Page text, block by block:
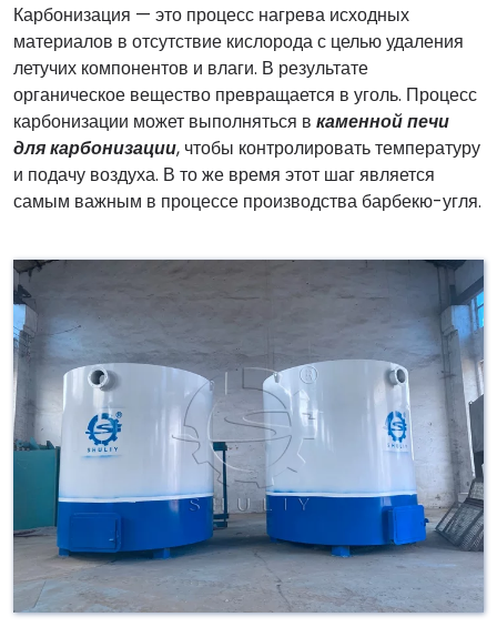
Карбонизация — это процесс нагрева исходных
материалов в отсутствие кислорода с целью удаления
летучих компонентов и влаги. В результате
органическое вещество превращается в уголь. Процесс
карбонизации может выполняться в каменной печи
для карбонизации, чтобы контролировать температуру
и подачу воздуха. В то же время этот шаг является
самым важным в процессе производства барбекю-угля.